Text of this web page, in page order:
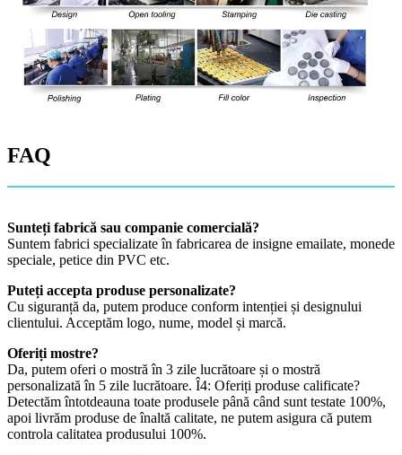
FAQ
Sunteți fabrică sau companie comercială?
Suntem fabrici specializate în fabricarea de insigne emailate, monede
speciale, petice din PVC etc.
Puteți accepta produse personalizate?
Cu siguranță da, putem produce conform intenției și designului
clientului. Acceptăm logo, nume, model și marcă.
Oferiți mostre?
Da, putem oferi o mostră în 3 zile lucrătoare și o mostră
personalizată în 5 zile lucrătoare. Î4: Oferiți produse calificate?
Detectăm întotdeauna toate produsele până când sunt testate 100%,
apoi livrăm produse de înaltă calitate, ne putem asigura că putem
controla calitatea produsului 100%.